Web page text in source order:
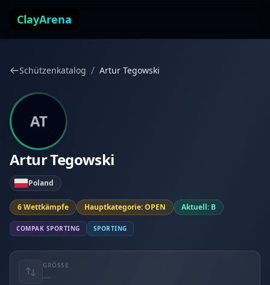
ClayArena
Schützenkatalog / Artur Tegowski
AT
Artur Tegowski
Poland
6 Wettkämpfe Hauptkategorie: OPEN Aktuell: B
COMPAK SPORTING SPORTING
GRÖSSE
—